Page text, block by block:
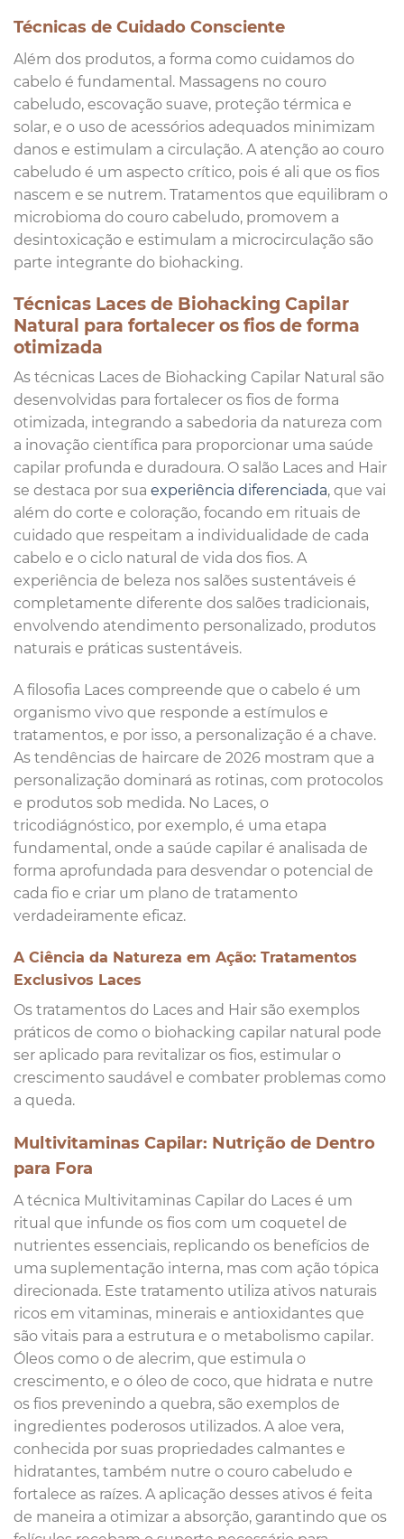
Técnicas de Cuidado Consciente
Além dos produtos, a forma como cuidamos do
cabelo é fundamental. Massagens no couro
cabeludo, escovação suave, proteção térmica e
solar, e o uso de acessórios adequados minimizam
danos e estimulam a circulação. A atenção ao couro
cabeludo é um aspecto crítico, pois é ali que os fios
nascem e se nutrem. Tratamentos que equilibram o
microbioma do couro cabeludo, promovem a
desintoxicação e estimulam a microcirculação são
parte integrante do biohacking.
Técnicas Laces de Biohacking Capilar
Natural para fortalecer os fios de forma
otimizada
As técnicas Laces de Biohacking Capilar Natural são
desenvolvidas para fortalecer os fios de forma
otimizada, integrando a sabedoria da natureza com
a inovação científica para proporcionar uma saúde
capilar profunda e duradoura. O salão Laces and Hair
se destaca por sua experiência diferenciada, que vai
além do corte e coloração, focando em rituais de
cuidado que respeitam a individualidade de cada
cabelo e o ciclo natural de vida dos fios. A
experiência de beleza nos salões sustentáveis é
completamente diferente dos salões tradicionais,
envolvendo atendimento personalizado, produtos
naturais e práticas sustentáveis.
A filosofia Laces compreende que o cabelo é um
organismo vivo que responde a estímulos e
tratamentos, e por isso, a personalização é a chave.
As tendências de haircare de 2026 mostram que a
personalização dominará as rotinas, com protocolos
e produtos sob medida. No Laces, o
tricodiágnóstico, por exemplo, é uma etapa
fundamental, onde a saúde capilar é analisada de
forma aprofundada para desvendar o potencial de
cada fio e criar um plano de tratamento
verdadeiramente eficaz.
A Ciência da Natureza em Ação: Tratamentos
Exclusivos Laces
Os tratamentos do Laces and Hair são exemplos
práticos de como o biohacking capilar natural pode
ser aplicado para revitalizar os fios, estimular o
crescimento saudável e combater problemas como
a queda.
Multivitaminas Capilar: Nutrição de Dentro
para Fora
A técnica Multivitaminas Capilar do Laces é um
ritual que infunde os fios com um coquetel de
nutrientes essenciais, replicando os benefícios de
uma suplementação interna, mas com ação tópica
direcionada. Este tratamento utiliza ativos naturais
ricos em vitaminas, minerais e antioxidantes que
são vitais para a estrutura e o metabolismo capilar.
Óleos como o de alecrim, que estimula o
crescimento, e o óleo de coco, que hidrata e nutre
os fios prevenindo a quebra, são exemplos de
ingredientes poderosos utilizados. A aloe vera,
conhecida por suas propriedades calmantes e
hidratantes, também nutre o couro cabeludo e
fortalece as raízes. A aplicação desses ativos é feita
de maneira a otimizar a absorção, garantindo que os